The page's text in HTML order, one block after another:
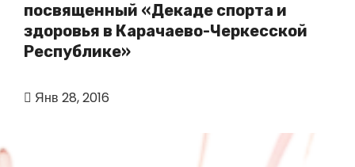
посвященный «Декаде спорта и
здоровья в Карачаево-Черкесской
Республике»
Янв 28, 2016